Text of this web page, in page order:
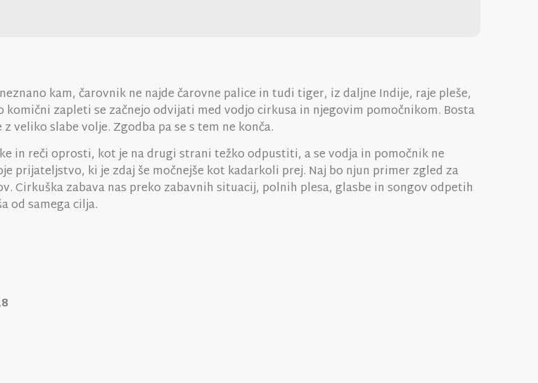
kam, čarovnik ne najde čarovne palice in tudi tiger, iz daljne Indije, raje pleše,
zapleti se začnejo odvijati med vodjo cirkusa in njegovim pomočnikom. Bosta
veliko slabe volje. Zgodba pa se s tem ne konča.
in reči oprosti, kot je na drugi strani težko odpustiti, a se vodja in pomočnik ne
prijateljstvo, ki je zdaj še močnejše kot kadarkoli prej. Naj bo njun primer zgled za
Cirkuška zabava nas preko zabavnih situacij, polnih plesa, glasbe in songov odpetih
od samega cilja.